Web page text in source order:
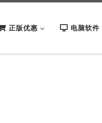
正版优惠 电脑软件